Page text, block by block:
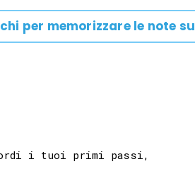
per memorizzare le note su
i tuoi primi passi,